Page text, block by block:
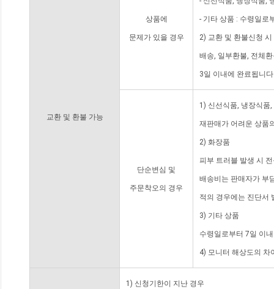
교환 및 환불 가능
상품에
문제가 있을 경우
- 기타 상품 : 수령일로
2) 교환 및 환불신청
배송, 일부환불, 전체
3일 이내에 완료됩니
단순변심 및
주문착오의 경우
1) 신선식품, 냉장식품
재판매가 어려운 상품
2) 화장품
피부 트러블 발생 시
배송비는 판매자가 부
적의 경우에는 진단서
3) 기타 상품
수령일로부터 7일 이
4) 모니터 해상도의 차
1) 신청기한이 지난 경우